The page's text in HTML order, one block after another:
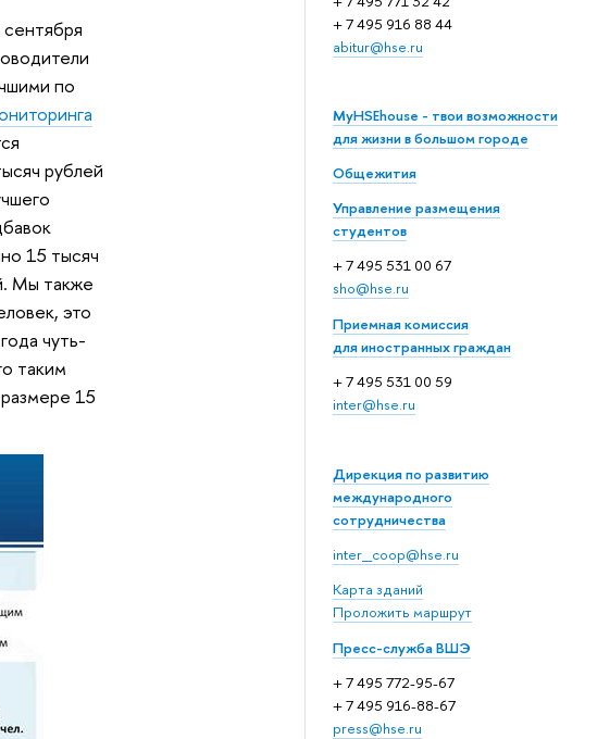
+ 7 495 916 88 44
abitur@hse.ru
MyHSEhouse - твои возможности
для жизни в большом городе
Общежития
Управление размещения
студентов
+ 7 495 531 00 67
sho@hse.ru
Приемная комиссия
для иностранных граждан
+ 7 495 531 00 59
inter@hse.ru
Дирекция по развитию
международного
сотрудничества
inter_coop@hse.ru
Карта зданий
Проложить маршрут
Пресс-служба ВШЭ
+ 7 495 772-95-67
+ 7 495 916-88-67
press@hse.ru
по
рублей
15 тысяч
Мы также
это
чуть-
таким
15